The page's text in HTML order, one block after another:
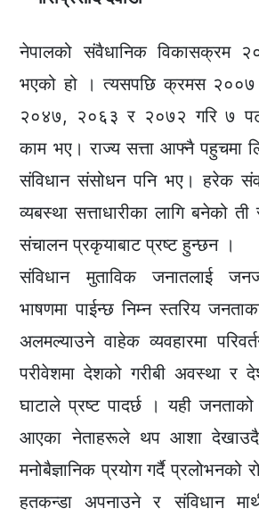
नेपालको संवैधानिक विकासक्रम
भएको हो । त्यसपछि क्रमस
२०४७, २०६३ र २०७२ गरि ७
काम भए। राज्य सत्ता आफ्नै पहुचमा
संविधान संसोधन पनि भए। हरेक
व्यबस्था सत्ताधारीका लागि बनेको
संचालन प्रकृयाबाट प्रष्ट हुन्छन ।
संविधान मुताविक जनातलाई
भाषणमा पाईन्छ निम्न स्तरिय
अलमल्याउने वाहेक व्यवहारमा
परीवेशमा देशको गरीबी अवस्था
घाटाले प्रष्ट पादर्छ । यही जनताको
आएका नेताहरूले थप आशा देखाउदै
मनोबैज्ञानिक प्रयोग गर्दै प्रलोभनको
हतकन्डा अपनाउने र संविधान